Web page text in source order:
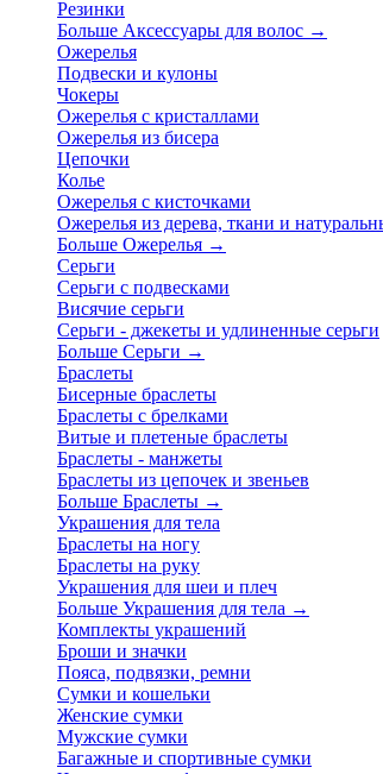
Резинки
Больше Аксессуары для волос →
Ожерелья
Подвески и кулоны
Чокеры
Ожерелья с кристаллами
Ожерелья из бисера
Цепочки
Колье
Ожерелья с кисточками
Ожерелья из дерева, ткани и
Больше Ожерелья →
Серьги
Серьги с подвесками
Висячие серьги
Серьги - джекеты и удлиненные серьги
Больше Серьги →
Браслеты
Бисерные браслеты
Браслеты с брелками
Витые и плетеные браслеты
Браслеты - манжеты
Браслеты из цепочек и звеньев
Больше Браслеты →
Украшения для тела
Браслеты на ногу
Браслеты на руку
Украшения для шеи и плеч
Больше Украшения для тела →
Комплекты украшений
Броши и значки
Пояса, подвязки, ремни
Сумки и кошельки
Женские сумки
Мужские сумки
Багажные и спортивные сумки